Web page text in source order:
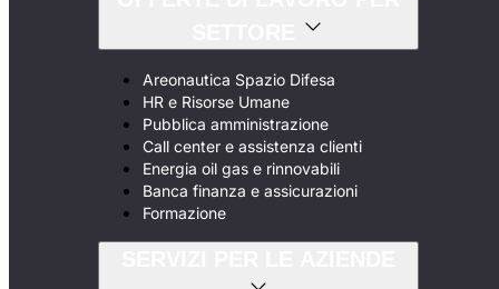
Areonautica Spazio Difesa
HR e Risorse Umane
Pubblica amministrazione
Call center e assistenza clienti
Energia oil gas e rinnovabili
Banca finanza e assicurazioni
Formazione